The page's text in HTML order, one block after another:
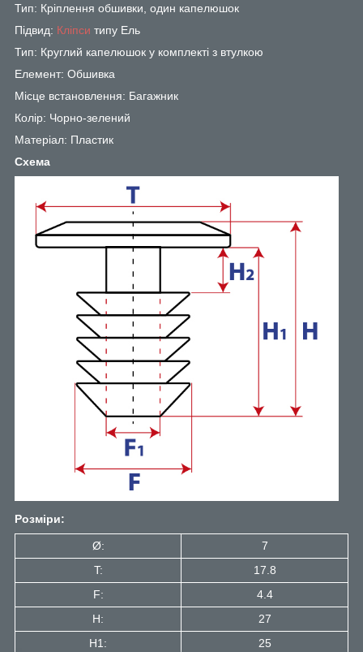
Тип: Кріплення обшивки, один капелюшок
Підвид: Кліпси типу Ель
Тип: Круглий капелюшок у комплекті з втулкою
Елемент: Обшивка
Місце встановлення: Багажник
Колір: Чорно-зелений
Матеріал: Пластик
Схема
Розміри:
Ø:
7
T:
17.8
F:
4.4
H:
27
H1:
25